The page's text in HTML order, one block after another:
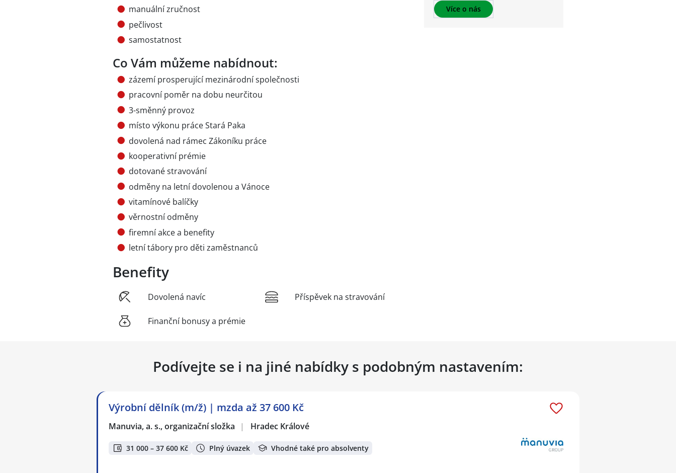
Více o nás
manuální zručnost
pečlivost
samostatnost
Co Vám můžeme nabídnout:
zázemí prosperující mezinárodní společnosti
pracovní poměr na dobu neurčitou
3-směnný provoz
místo výkonu práce Stará Paka
dovolená nad rámec Zákoníku práce
kooperativní prémie
dotované stravování
odměny na letní dovolenou a Vánoce
vitamínové balíčky
věrnostní odměny
firemní akce a benefity
letní tábory pro děti zaměstnanců
Benefity
Dovolená navíc
Finanční bonusy a prémie
Příspěvek na stravování
Podívejte se i na jiné nabídky s podobným nastavením:
Výrobní dělník (m/ž) | mzda až 37 600 Kč
Manuvia, a. s., organizační složka | Hradec Králové
31 000 – 37 600 Kč Plný úvazek Vhodné také pro absolventy